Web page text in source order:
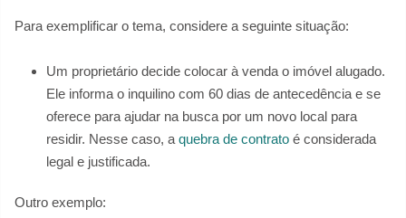
Para exemplificar o tema, considere a seguinte situação:
Um proprietário decide colocar à venda o imóvel alugado.
Ele informa o inquilino com 60 dias de antecedência e se
oferece para ajudar na busca por um novo local para
residir. Nesse caso, a quebra de contrato é considerada
legal e justificada.
Outro exemplo: